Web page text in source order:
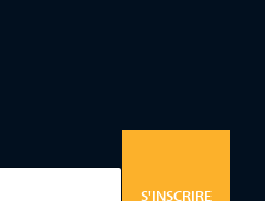
S'INSCRIRE